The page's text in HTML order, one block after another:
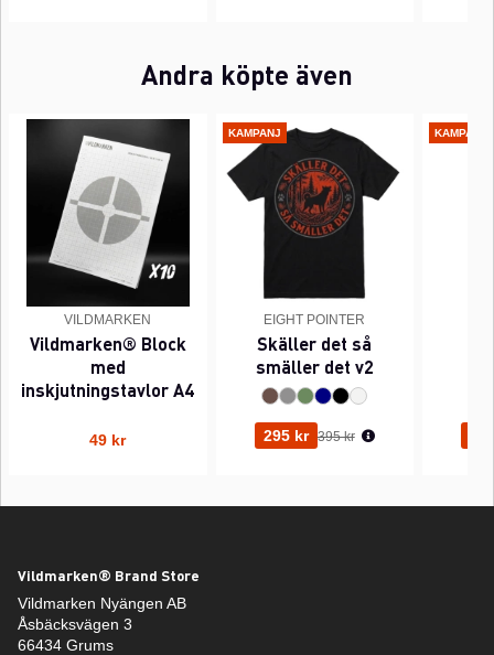
Andra köpte även
VILDMARKEN
Vildmarken® Block
med
inskjutningstavlor A4
49 kr
KAMPANJ
EIGHT POINTER
Skäller det så
smäller det v2
295 kr Ordinarie pris:
395 kr
KAMPANJ
Vildmarken® Brand Store
Vildmarken Nyängen AB
Åsbäcksvägen 3
66434 Grums